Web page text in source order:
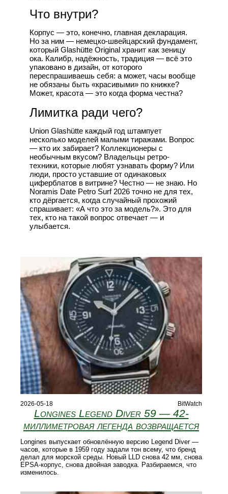
Что внутри?
Корпус — это, конечно, главная декларация.
Но за ним — немецко-швейцарский фундамент,
который Glashütte Original хранит как зеницу
ока. Калибр, надёжность, традиция — всё это
упаковано в дизайн, от которого
переспрашиваешь себя: а может, часы вообще
не обязаны быть «красивыми» по книжке?
Может, красота — это когда форма честна?
Лимитка ради чего?
Union Glashütte каждый год штампует
несколько моделей малыми тиражами. Вопрос
— кто их забирает? Коллекционеры с
необычным вкусом? Владельцы ретро-
техники, которые любят узнавать форму? Или
люди, просто уставшие от одинаковых
циферблатов в витрине? Честно — не знаю. Но
Noramis Date Petro Surf 2026 точно не для тех,
кто дёргается, когда случайный прохожий
спрашивает: «А что это за модель?». Это для
тех, кто на такой вопрос отвечает — и
улыбается.
2026-05-18 BitWatch
Longines Legend Diver 59 — 42-
миллиметровая легенда возвращается
Longines выпускает обновлённую версию Legend Diver —
часов, которые в 1959 году задали тон всему, что бренд
делал для морской среды. Новый LLD снова 42 мм, снова
EPSA-корпус, снова двойная заводка. Разбираемся, что
изменилось.